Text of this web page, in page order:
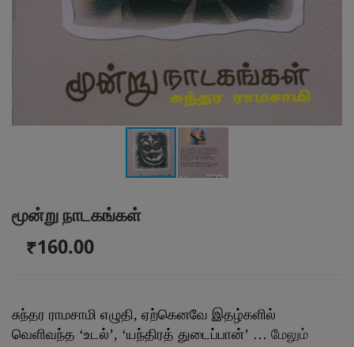
மூன்று நாடகங்கள்
₹160.00
சுந்தர ராமசாமி எழுதி, ஏற்கெனவே இதழ்களில்
வெளிவந்த ‘உடல்’, ‘யந்திரத் துடைப்பான்’ … மேலும்